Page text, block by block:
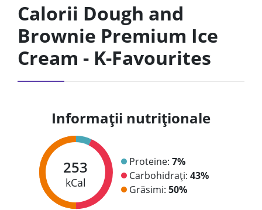
Calorii Dough and
Brownie Premium Ice
Cream - K-Favourites
Informații nutriționale
253
kCal
Proteine: 7%
Carbohidrați: 43%
Grăsimi: 50%